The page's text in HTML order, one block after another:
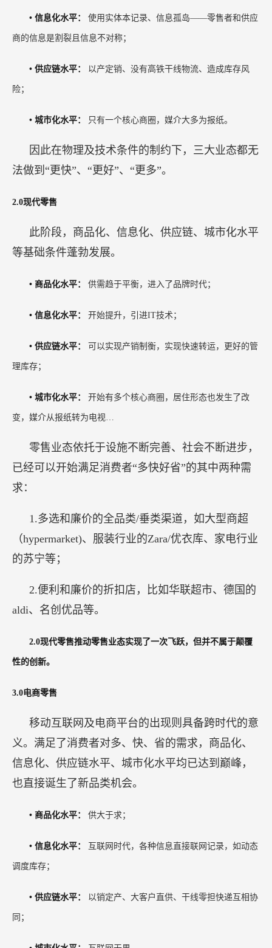
• 信息化水平： 使用实体本记录、信息孤岛——零售者和供应
商的信息是割裂且信息不对称；
• 供应链水平： 以产定销、没有高铁干线物流、造成库存风
险；
• 城市化水平： 只有一个核心商圈，媒介大多为报纸。
因此在物理及技术条件的制约下，三大业态都无
法做到“更快”、“更好”、“更多”。
2.0现代零售
此阶段，商品化、信息化、供应链、城市化水平
等基础条件蓬勃发展。
• 商品化水平： 供需趋于平衡，进入了品牌时代；
• 信息化水平： 开始提升，引进IT技术；
• 供应链水平： 可以实现产销制衡，实现快速转运，更好的管
理库存；
• 城市化水平： 开始有多个核心商圈，居住形态也发生了改
变，媒介从报纸转为电视…
零售业态依托于设施不断完善、社会不断进步，
已经可以开始满足消费者“多快好省”的其中两种需
求：
1.多选和廉价的全品类/垂类渠道，如大型商超
（hypermarket)、服装行业的Zara/优衣库、家电行业
的苏宁等；
2.便利和廉价的折扣店，比如华联超市、德国的
aldi、名创优品等。
2.0现代零售推动零售业态实现了一次飞跃，但并不属于颠覆
性的创新。
3.0电商零售
移动互联网及电商平台的出现则具备跨时代的意
义。满足了消费者对多、快、省的需求，商品化、
信息化、供应链水平、城市化水平均已达到巅峰，
也直接诞生了新品类机会。
• 商品化水平： 供大于求；
• 信息化水平： 互联网时代，各种信息直接联网记录，如动态
调度库存；
• 供应链水平： 以销定产、大客户直供、干线零担快递互相协
同；